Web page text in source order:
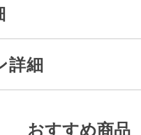
詳細
おすすめ商品